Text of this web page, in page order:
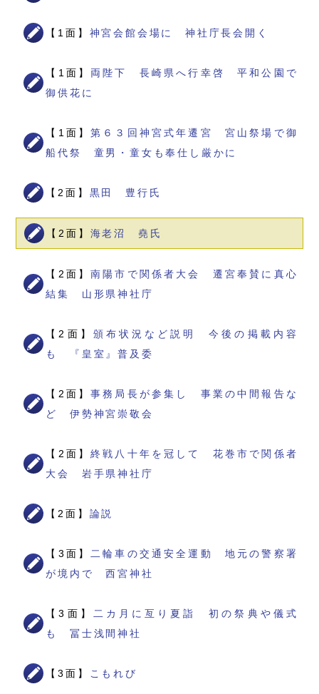
【1面】 神宮会館会場に 神社庁長会開く
【1面】 両陛下 長崎県へ行幸啓 平和公園で
御供花に
【1面】第６３回神宮式年遷宮 宮山祭場で御
船代祭 童男・童女も奉仕し厳かに
【2面】 黒田 豊行氏
【2面】 海老沼 堯氏
【2面】南陽市で関係者大会 遷宮奉賛に真心
結集 山形県神社庁
【2面】 頒布状況など説明 今後の掲載内容
も 『皇室』普及委
【2面】事務局長が参集し 事業の中間報告な
ど 伊勢神宮崇敬会
【2面】終戦八十年を冠して 花巻市で関係者
大会 岩手県神社庁
【2面】 論説
【3面】
二輪車の交通安全運動 地元の警察署
が境内で 西宮神社
【3面】
二カ月に亙り夏詣 初の祭典や儀式
も 冨士浅間神社
【3面】 こもれび